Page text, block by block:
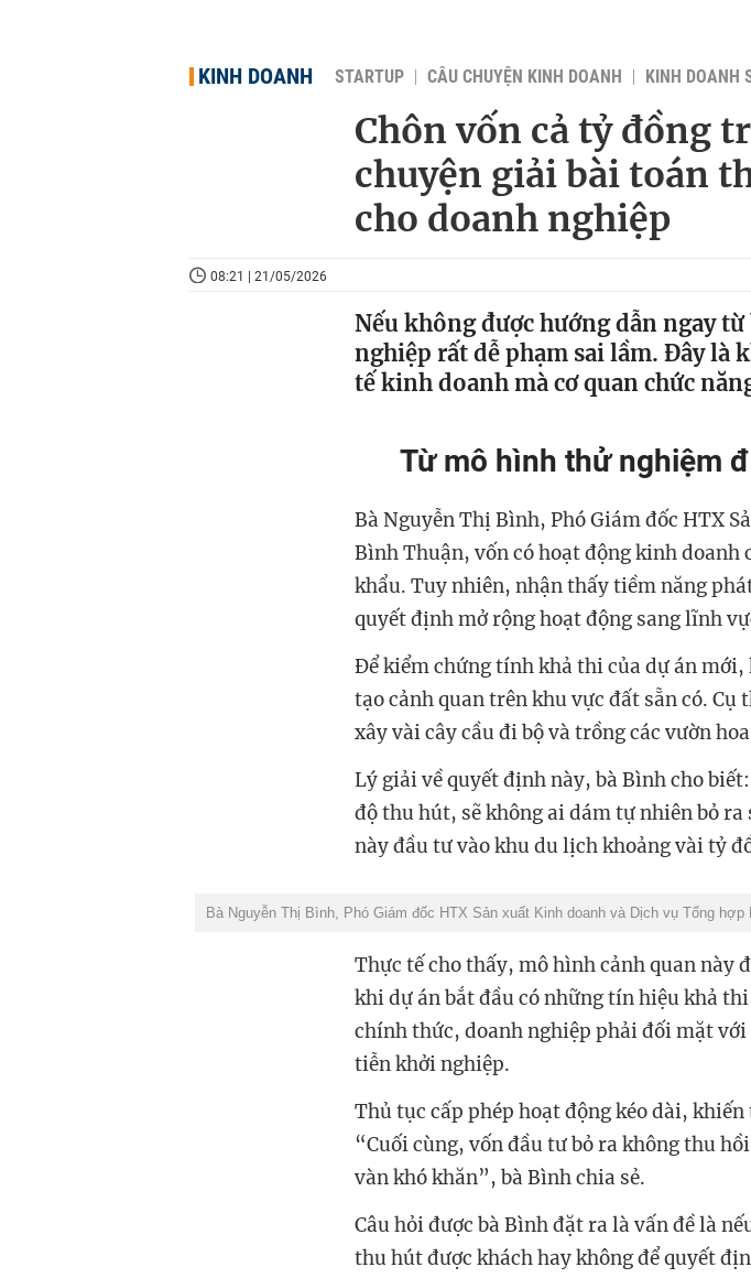
KINH DOANH STARTUP CÂU CHUYỆN KINH DOANH KINH DOANH
Chôn vốn cả tỷ đồng
chuyện giải bài toán
cho doanh nghiệp
08:21 | 21/05/2026
Nếu không được hướng dẫn ngay
nghiệp rất dễ phạm sai lầm. Đây là
tế kinh doanh mà cơ quan chức
Từ mô hình thử nghiệm
Bà Nguyễn Thị Bình, Phó Giám đốc HTX
Bình Thuận, vốn có hoạt động kinh doanh
khẩu. Tuy nhiên, nhận thấy tiềm năng
quyết định mở rộng hoạt động sang lĩnh
Để kiểm chứng tính khả thi của dự án
tạo cảnh quan trên khu vực đất sẵn có. Cụ
xây vài cây cầu đi bộ và trồng các vườn
Lý giải về quyết định này, bà Bình cho
độ thu hút, sẽ không ai dám tự nhiên bỏ
này đầu tư vào khu du lịch khoảng vài tỷ
Bà Nguyễn Thị Bình, Phó Giám đốc HTX Sản xuất Kinh doanh và Dịch vụ Tổng
Thực tế cho thấy, mô hình cảnh quan này
khi dự án bắt đầu có những tín hiệu khả
chính thức, doanh nghiệp phải đối mặt
tiễn khởi nghiệp.
Thủ tục cấp phép hoạt động kéo dài,
“Cuối cùng, vốn đầu tư bỏ ra không thu
vàn khó khăn”, bà Bình chia sẻ.
Câu hỏi được bà Bình đặt ra là vấn đề là
thu hút được khách hay không để quyết